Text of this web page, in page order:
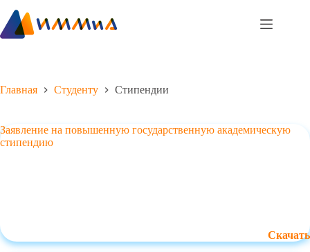
сути
Главная Студенту Стипендии
Заявление на повышенную государственную академическую
стипендию
Скачать